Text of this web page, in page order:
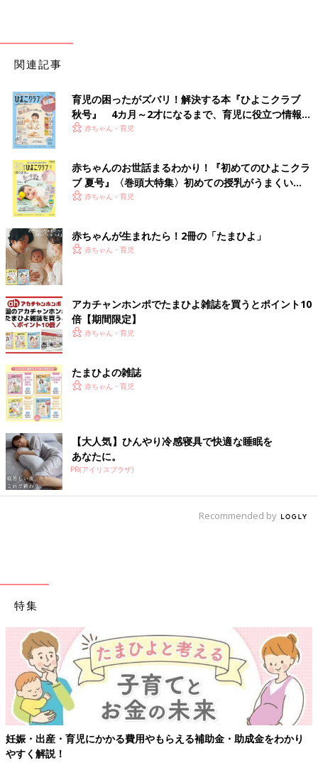
関連記事
育児の困ったがズバリ！解決する本『ひよこクラブ
秋号』 4カ月～2才になるまで、育児に役立つ情報が
いっぱい！
赤ちゃん・育児
赤ちゃんのお世話まるわかり！『初めてのひよこクラ
ブ 夏号』〈巻頭大特集〉初めての授乳がうまくい
く！ おっぱい・ミルクの基本と夏のトラブル 解決テ
赤ちゃん・育児
赤ちゃんが生まれたら！2冊の「たまひよ」
赤ちゃん・育児
アカチャンホンポでたまひよ雑誌を買うとポイント10
倍【期間限定】
赤ちゃん・育児
たまひよの雑誌
赤ちゃん・育児
【大人気】ひんやり冷感寝具で快適な睡眠を
あなたに。
PR(アイリスプラザ)
Recommended by
特集
【ワクチン接種できるものも】妊婦の感染症対策、知っておいて！